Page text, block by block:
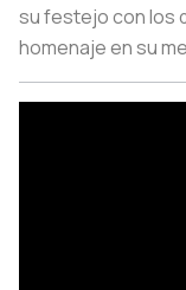
su festejo con los
homenaje en su